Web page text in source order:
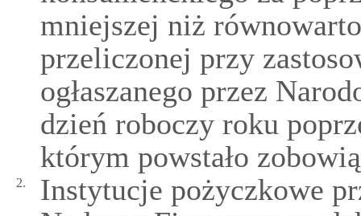
mniejszej niż
przeliczonej przy
ogłaszanego przez
dzień roboczy roku
którym powstało
2.
Instytucje pożyczkowe